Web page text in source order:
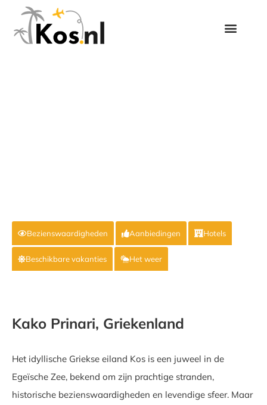
Bezienswaardigheden Aanbiedingen Hotels
Beschikbare vakanties Het weer
Kako Prinari, Griekenland
Het idyllische Griekse eiland Kos is een juweel in de
Egeïsche Zee, bekend om zijn prachtige stranden,
historische bezienswaardigheden en levendige sfeer. Maar